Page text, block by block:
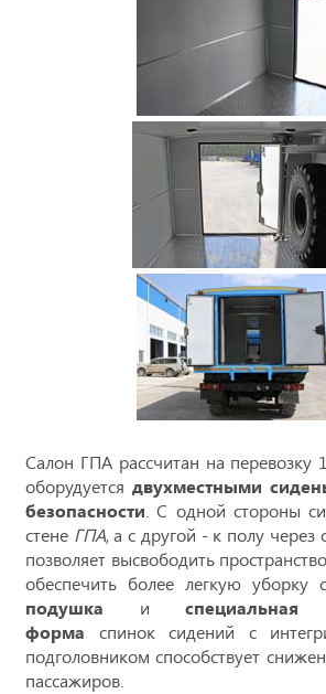
Салон ГПА рассчитан на перевозку
оборудуется двухместными
безопасности. С одной стороны
стене ГПА, а с другой - к полу через
позволяет высвободить
обеспечить более легкую уборку
подушка испециальная
форма спинок сидений с
подголовником способствует
пассажиров.